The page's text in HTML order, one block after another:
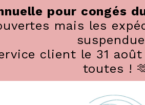
pour congés
mais les
client le 31
toutes !